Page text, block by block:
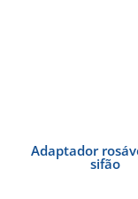
Adaptador
sifão